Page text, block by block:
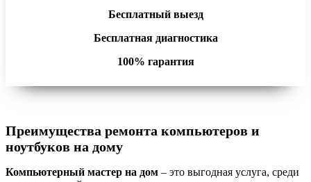
Бесплатный выезд
Бесплатная диагностика
100% гарантия
Преимущества ремонта компьютеров и
ноутбуков на дому
Компьютерный мастер на дом – это выгодная услуга, среди